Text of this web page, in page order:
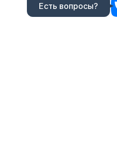
Есть вопросы?